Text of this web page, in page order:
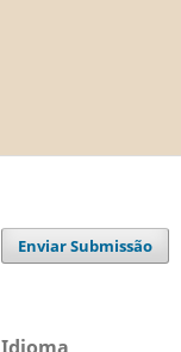
Enviar Submissão